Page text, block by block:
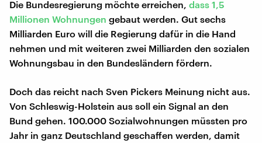
Die Bundesregierung möchte erreichen, dass 1,5
Millionen Wohnungen gebaut werden. Gut sechs
Milliarden Euro will die Regierung dafür in die Hand
nehmen und mit weiteren zwei Milliarden den sozialen
Wohnungsbau in den Bundesländern fördern.
Doch das reicht nach Sven Pickers Meinung nicht aus.
Von Schleswig-Holstein aus soll ein Signal an den
Bund gehen. 100.000 Sozialwohnungen müssten pro
Jahr in ganz Deutschland geschaffen werden, damit